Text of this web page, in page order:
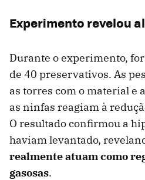
Experimento revelou
Durante o experimento,
de 40 preservativos. As
as torres com o material e
as ninfas reagiam à
O resultado confirmou a
haviam levantado,
realmente atuam como
gasosas.